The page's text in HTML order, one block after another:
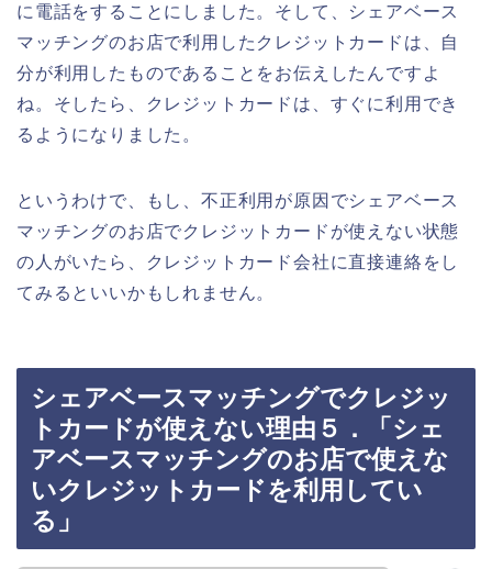
に電話をすることにしました。そして、シェアベース
マッチングのお店で利用したクレジットカードは、自
分が利用したものであることをお伝えしたんですよ
ね。そしたら、クレジットカードは、すぐに利用でき
るようになりました。
というわけで、もし、不正利用が原因でシェアベース
マッチングのお店でクレジットカードが使えない状態
の人がいたら、クレジットカード会社に直接連絡をし
てみるといいかもしれません。
シェアベースマッチングでクレジッ
トカードが使えない理由５．「シェ
アベースマッチングのお店で使えな
いクレジットカードを利用してい
る」